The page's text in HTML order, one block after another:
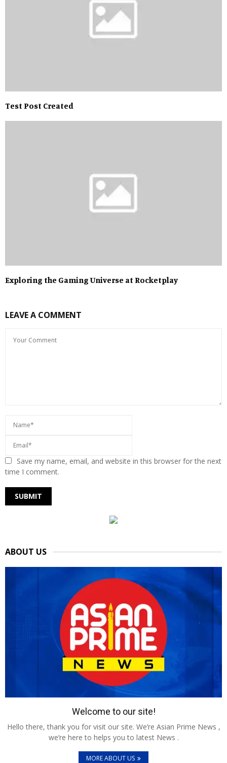
Test Post Created
Exploring the Gaming Universe at Rocketplay
LEAVE A COMMENT
Save my name, email, and website in this browser for the next
time I comment.
ABOUT US
Welcome to our site!
Hello there, thank you for visit our site. We’re Asian Prime News ,
we’re here to helps you to latest News .
MORE ABOUT US